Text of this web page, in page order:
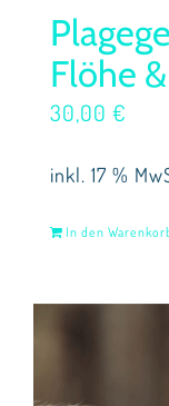
Flöhe
30,00 €
inkl. 17 %
In den